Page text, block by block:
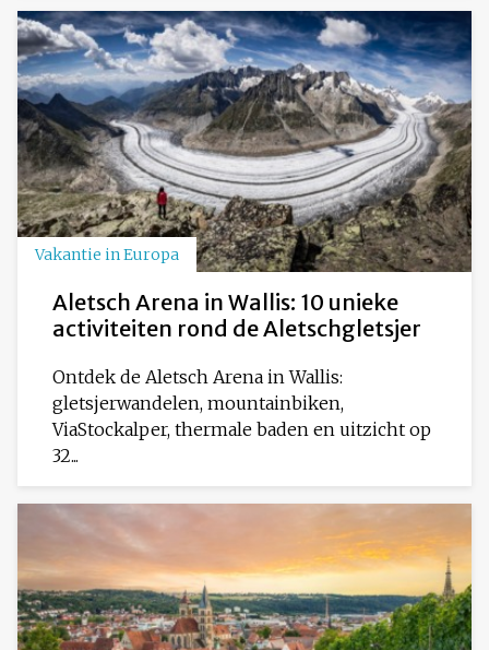
Vakantie in Europa
Aletsch Arena in Wallis: 10 unieke
activiteiten rond de Aletschgletsjer
Ontdek de Aletsch Arena in Wallis:
gletsjerwandelen, mountainbiken,
ViaStockalper, thermale baden en uitzicht op
32...